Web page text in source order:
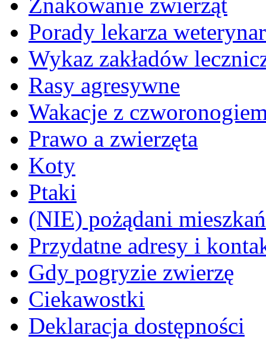
Porady lekarza
Wykaz zakładów
Rasy agresywne
Wakacje z
Prawo a zwierzęta
Koty
Ptaki
(NIE) pożądani
Przydatne adresy i
Gdy pogryzie zwierzę
Ciekawostki
Deklaracja dostępności